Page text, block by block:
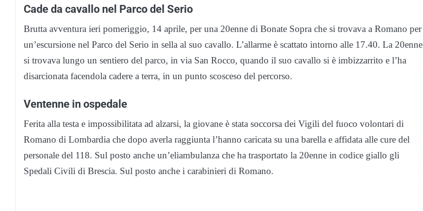
Cade da cavallo nel Parco del Serio
Brutta avventura ieri pomeriggio, 14 aprile, per una 20enne di Bonate Sopra che si trovava a Romano per
un’escursione nel Parco del Serio in sella al suo cavallo. L’allarme è scattato intorno alle 17.40. La 20enne
si trovava lungo un sentiero del parco, in via San Rocco, quando il suo cavallo si è imbizzarrito e l’ha
disarcionata facendola cadere a terra, in un punto scosceso del percorso.
Ventenne in ospedale
Ferita alla testa e impossibilitata ad alzarsi, la giovane è stata soccorsa dei Vigili del fuoco volontari di
Romano di Lombardia che dopo averla raggiunta l’hanno caricata su una barella e affidata alle cure del
personale del 118. Sul posto anche un’eliambulanza che ha trasportato la 20enne in codice giallo gli
Spedali Civili di Brescia. Sul posto anche i carabinieri di Romano.